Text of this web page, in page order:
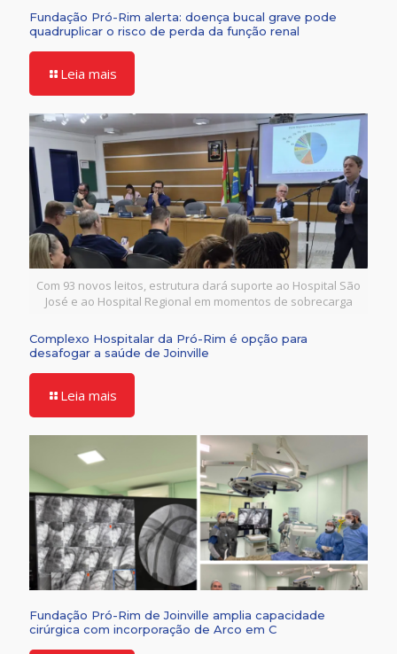
Fundação Pró-Rim alerta: doença bucal grave pode
quadruplicar o risco de perda da função renal
Leia mais
Com 93 novos leitos, estrutura dará suporte ao Hospital São
José e ao Hospital Regional em momentos de sobrecarga
Complexo Hospitalar da Pró-Rim é opção para
desafogar a saúde de Joinville
Leia mais
Fundação Pró-Rim de Joinville amplia capacidade
cirúrgica com incorporação de Arco em C